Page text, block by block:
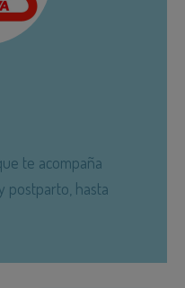
te acompaña
postparto, hasta